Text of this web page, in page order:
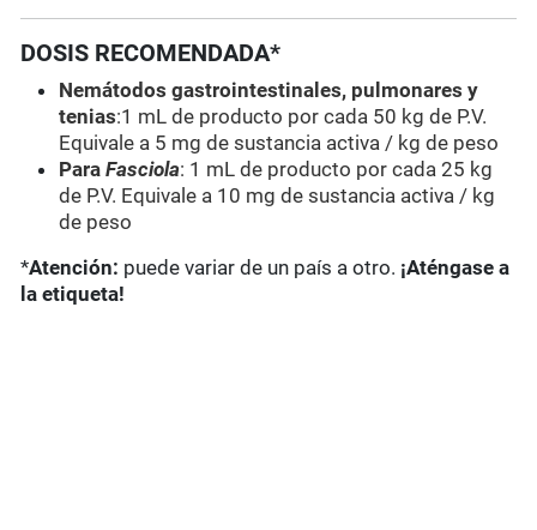
DOSIS RECOMENDADA*
Nemátodos gastrointestinales, pulmonares y
tenias:1 mL de producto por cada 50 kg de P.V.
Equivale a 5 mg de sustancia activa / kg de peso
Para Fasciola: 1 mL de producto por cada 25 kg
de P.V. Equivale a 10 mg de sustancia activa / kg
de peso
*Atención: puede variar de un país a otro. ¡Aténgase a
la etiqueta!